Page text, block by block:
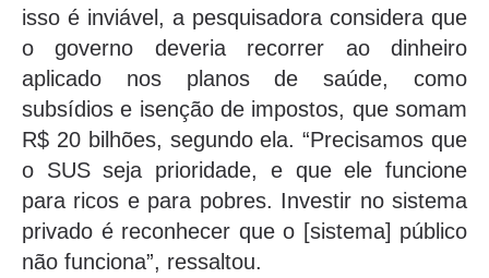
isso é inviável, a pesquisadora considera que
o governo deveria recorrer ao dinheiro
aplicado nos planos de saúde, como
subsídios e isenção de impostos, que somam
R$ 20 bilhões, segundo ela. “Precisamos que
o SUS seja prioridade, e que ele funcione
para ricos e para pobres. Investir no sistema
privado é reconhecer que o [sistema] público
não funciona”, ressaltou.